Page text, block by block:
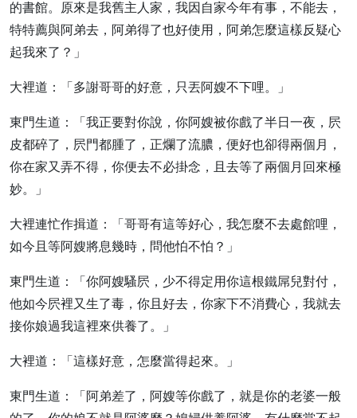
的書館。原來是我舊主人家，我因自家今年有事，不能去，
特特薦與阿弟去，阿弟得了也好使用，阿弟怎麼這樣反疑心
起我來了？」
大裡道：「多謝哥哥的好意，只丟阿嫂不下哩。」
東門生道：「我正要對你說，你阿嫂被你戲了半日一夜，屄
皮都碎了，屄門都腫了，正爛了流膿，便好也卻得兩個月，
你在家又弄不得，你便去不必掛念，且去等了兩個月回來極
妙。」
大裡連忙作揖道：「哥哥有這等好心，我怎麼不去處館哩，
如今且等阿嫂將息幾時，問他怕不怕？」
東門生道：「你阿嫂騷屄，少不得定用你這根鐵屌兒對付，
他如今屄裡又生了毒，你且好去，你家下不消費心，我就去
接你娘過我這裡來供養了。」
大裡道：「這樣好意，怎麼當得起來。」
東門生道：「阿弟差了，阿嫂等你戲了，就是你的老婆一般